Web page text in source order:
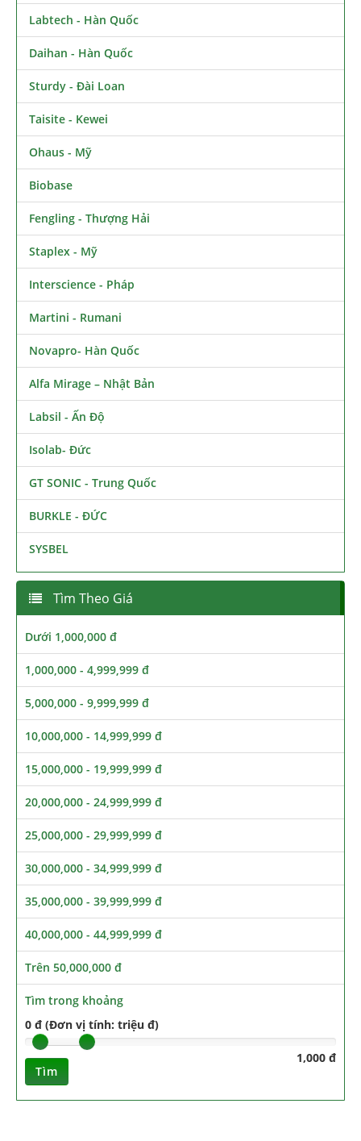
Labtech - Hàn Quốc
Daihan - Hàn Quốc
Sturdy - Đài Loan
Taisite - Kewei
Ohaus - Mỹ
Biobase
Fengling - Thượng Hải
Staplex - Mỹ
Interscience - Pháp
Martini - Rumani
Novapro- Hàn Quốc
Alfa Mirage – Nhật Bản
Labsil - Ấn Độ
Isolab- Đức
GT SONIC - Trung Quốc
BURKLE - ĐỨC
SYSBEL
Tìm Theo Giá
Dưới 1,000,000 đ
1,000,000 - 4,999,999 đ
5,000,000 - 9,999,999 đ
10,000,000 - 14,999,999 đ
15,000,000 - 19,999,999 đ
20,000,000 - 24,999,999 đ
25,000,000 - 29,999,999 đ
30,000,000 - 34,999,999 đ
35,000,000 - 39,999,999 đ
40,000,000 - 44,999,999 đ
Trên 50,000,000 đ
Tìm trong khoảng
0 đ (Đơn vị tính: triệu đ)
1,000 đ
Tìm